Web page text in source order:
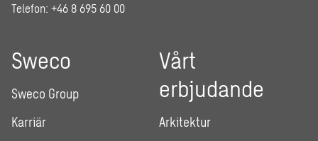
Telefon: +46 8 695 60 00
Sweco
Sweco Group
Karriär
Vårt
erbjudande
Arkitektur